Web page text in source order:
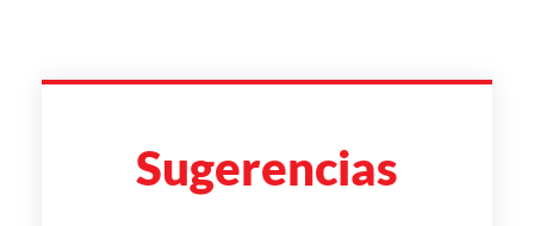
Sugerencias